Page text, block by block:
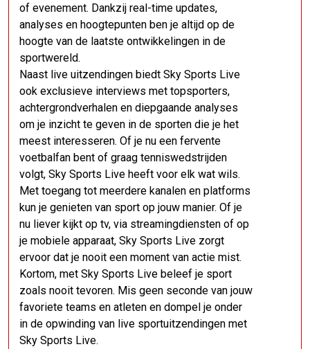
of evenement. Dankzij real-time updates,
analyses en hoogtepunten ben je altijd op de
hoogte van de laatste ontwikkelingen in de
sportwereld.
Naast live uitzendingen biedt Sky Sports Live
ook exclusieve interviews met topsporters,
achtergrondverhalen en diepgaande analyses
om je inzicht te geven in de sporten die je het
meest interesseren. Of je nu een fervente
voetbalfan bent of graag tenniswedstrijden
volgt, Sky Sports Live heeft voor elk wat wils.
Met toegang tot meerdere kanalen en platforms
kun je genieten van sport op jouw manier. Of je
nu liever kijkt op tv, via streamingdiensten of op
je mobiele apparaat, Sky Sports Live zorgt
ervoor dat je nooit een moment van actie mist.
Kortom, met Sky Sports Live beleef je sport
zoals nooit tevoren. Mis geen seconde van jouw
favoriete teams en atleten en dompel je onder
in de opwinding van live sportuitzendingen met
Sky Sports Live.